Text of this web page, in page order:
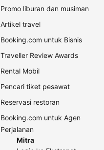
Promo liburan dan musiman
Artikel travel
Booking.com untuk Bisnis
Traveller Review Awards
Rental Mobil
Pencari tiket pesawat
Reservasi restoran
Booking.com untuk Agen
Perjalanan
Mitra